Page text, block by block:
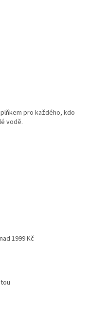
pro každého, kdo
vodě.
1999 Kč